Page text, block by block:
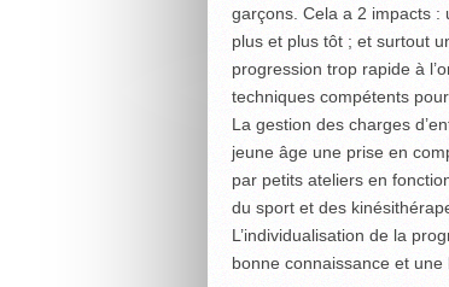
garçons. Cela a 2 impacts :
plus et plus tôt ; et surtout
progression trop rapide à
techniques compétents
La gestion des charges
jeune âge une prise en
par petits ateliers en
du sport et des
L’individualisation de la
bonne connaissance et